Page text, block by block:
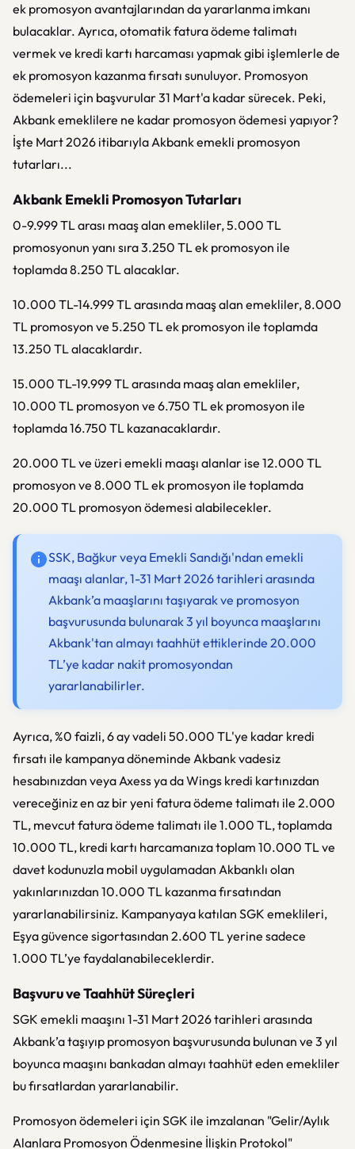
ek promosyon avantajlarından da yararlanma imkanı
bulacaklar. Ayrıca, otomatik fatura ödeme talimatı
vermek ve kredi kartı harcaması yapmak gibi işlemlerle de
ek promosyon kazanma fırsatı sunuluyor. Promosyon
ödemeleri için başvurular 31 Mart'a kadar sürecek. Peki,
Akbank emeklilere ne kadar promosyon ödemesi yapıyor?
İşte Mart 2026 itibarıyla Akbank emekli promosyon
tutarları...
Akbank Emekli Promosyon Tutarları
0-9.999 TL arası maaş alan emekliler, 5.000 TL
promosyonun yanı sıra 3.250 TL ek promosyon ile
toplamda 8.250 TL alacaklar.
10.000 TL-14.999 TL arasında maaş alan emekliler, 8.000
TL promosyon ve 5.250 TL ek promosyon ile toplamda
13.250 TL alacaklardır.
15.000 TL-19.999 TL arasında maaş alan emekliler,
10.000 TL promosyon ve 6.750 TL ek promosyon ile
toplamda 16.750 TL kazanacaklardır.
20.000 TL ve üzeri emekli maaşı alanlar ise 12.000 TL
promosyon ve 8.000 TL ek promosyon ile toplamda
20.000 TL promosyon ödemesi alabilecekler.
SSK, Bağkur veya Emekli Sandığı'ndan emekli
maaşı alanlar, 1-31 Mart 2026 tarihleri arasında
Akbank’a maaşlarını taşıyarak ve promosyon
başvurusunda bulunarak 3 yıl boyunca maaşlarını
Akbank'tan almayı taahhüt ettiklerinde 20.000
TL’ye kadar nakit promosyondan
yararlanabilirler.
Ayrıca, %0 faizli, 6 ay vadeli 50.000 TL'ye kadar kredi
fırsatı ile kampanya döneminde Akbank vadesiz
hesabınızdan veya Axess ya da Wings kredi kartınızdan
vereceğiniz en az bir yeni fatura ödeme talimatı ile 2.000
TL, mevcut fatura ödeme talimatı ile 1.000 TL, toplamda
10.000 TL, kredi kartı harcamanıza toplam 10.000 TL ve
davet kodunuzla mobil uygulamadan Akbanklı olan
yakınlarınızdan 10.000 TL kazanma fırsatından
yararlanabilirsiniz. Kampanyaya katılan SGK emeklileri,
Eşya güvence sigortasından 2.600 TL yerine sadece
1.000 TL’ye faydalanabileceklerdir.
Başvuru ve Taahhüt Süreçleri
SGK emekli maaşını 1-31 Mart 2026 tarihleri arasında
Akbank’a taşıyıp promosyon başvurusunda bulunan ve 3 yıl
boyunca maaşını bankadan almayı taahhüt eden emekliler
bu fırsatlardan yararlanabilir.
Promosyon ödemeleri için SGK ile imzalanan "Gelir/Aylık
Alanlara Promosyon Ödenmesine İlişkin Protokol"